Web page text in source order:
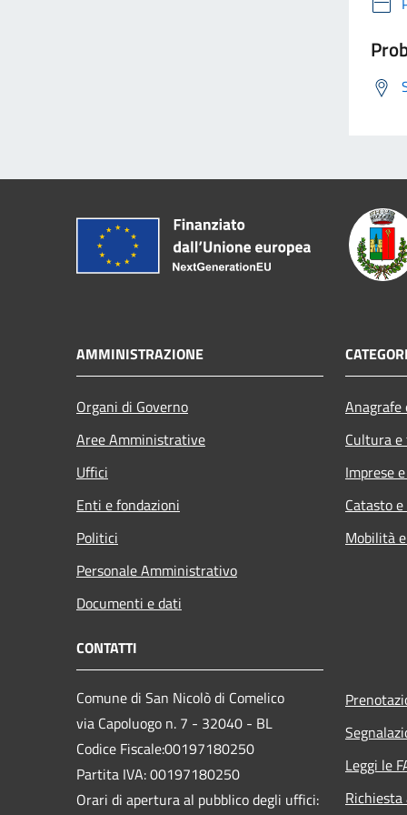
AMMINISTRAZIONE
Organi di Governo
Aree Amministrative
Uffici
Enti e fondazioni
Politici
Personale Amministrativo
Documenti e dati
Cultura
Imprese
Catasto
Mobilità
CONTATTI
Comune di San Nicolò di Comelico
via Capoluogo n. 7 - 32040 - BL
Codice Fiscale:00197180250
Partita IVA: 00197180250
Orari di apertura al pubblico degli uffici:
Leggi le